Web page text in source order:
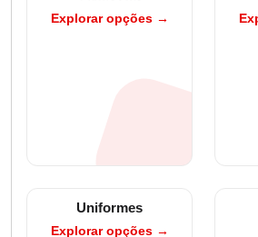
Explorar opções →
Uniformes
Explorar opções →